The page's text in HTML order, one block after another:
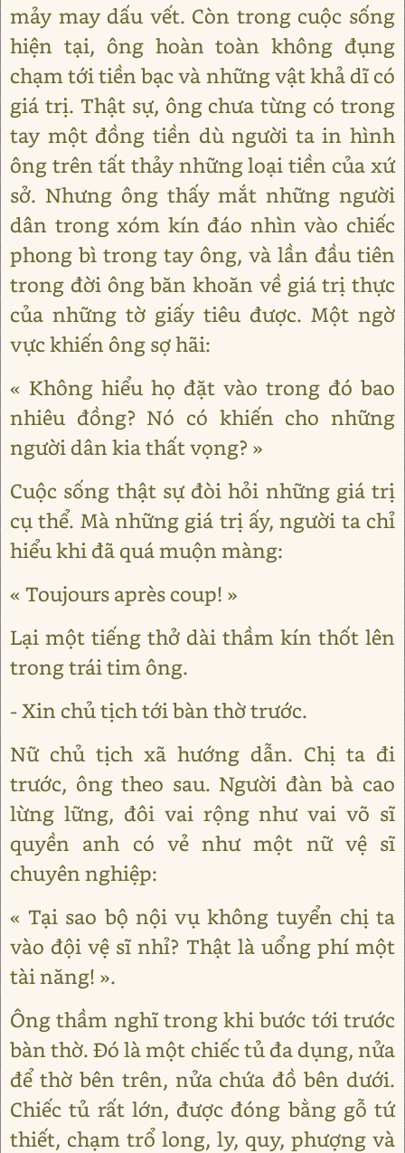
mảy may dấu vết. Còn trong cuộc sống
hiện tại, ông hoàn toàn không đụng
chạm tới tiền bạc và những vật khả dĩ có
giá trị. Thật sự, ông chưa từng có trong
tay một đồng tiền dù người ta in hình
ông trên tất thảy những loại tiền của xứ
sở. Nhưng ông thấy mắt những người
dân trong xóm kín đáo nhìn vào chiếc
phong bì trong tay ông, và lần đầu tiên
trong đời ông băn khoăn về giá trị thực
của những tờ giấy tiêu được. Một ngờ
vực khiến ông sợ hãi:
« Không hiểu họ đặt vào trong đó bao
nhiêu đồng? Nó có khiến cho những
người dân kia thất vọng? »
Cuộc sống thật sự đòi hỏi những giá trị
cụ thể. Mà những giá trị ấy, người ta chỉ
hiểu khi đã quá muộn màng:
« Toujours après coup! »
Lại một tiếng thở dài thầm kín thốt lên
trong trái tim ông.
- Xin chủ tịch tới bàn thờ trước.
Nữ chủ tịch xã hướng dẫn. Chị ta đi
trước, ông theo sau. Người đàn bà cao
lừng lững, đôi vai rộng như vai võ sĩ
quyền anh có vẻ như một nữ vệ sĩ
chuyên nghiệp:
« Tại sao bộ nội vụ không tuyển chị ta
vào đội vệ sĩ nhỉ? Thật là uổng phí một
tài năng! ».
Ông thầm nghĩ trong khi bước tới trước
bàn thờ. Đó là một chiếc tủ đa dụng, nửa
để thờ bên trên, nửa chứa đồ bên dưới.
Chiếc tủ rất lớn, được đóng bằng gỗ tứ
thiết, chạm trổ long, ly, quy, phượng và